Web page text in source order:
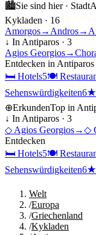
🏙Sie sind hier · Stadt
Kykladen · 16
Amorgos→ Andros→
↓ In Antiparos · 3
Agios Georgios→
Entdecken in Antiparos
🛏 Hotels5🍽
Sehenswürdigkeiten6★
⊕ErkundenTop in
↓ In Antiparos · 3
◇ Agios Georgios→◇
Entdecken
🛏 Hotels5🍽
Sehenswürdigkeiten6★
Welt
/Europa
/Griechenland
/Kykladen